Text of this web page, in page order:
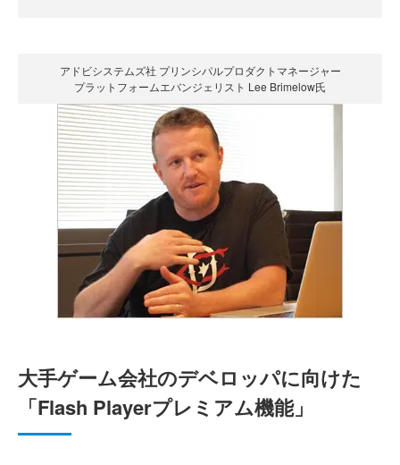
アドビシステムズ社 プリンシパルプロダクトマネージャー
プラットフォームエバンジェリスト Lee Brimelow氏
大手ゲーム会社のデベロッパに向けた
「Flash Playerプレミアム機能」